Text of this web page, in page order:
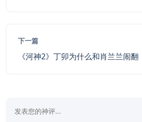
下一篇
《河神2》丁卯为什么和肖兰兰闹翻